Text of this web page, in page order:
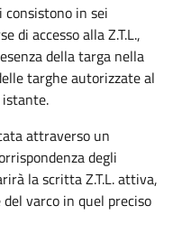
consistono in sei
di accesso alla Z.T.L.,
della targa nella
targhe autorizzate al
attraverso un
degli
la scritta Z.T.L. attiva,
varco in quel preciso